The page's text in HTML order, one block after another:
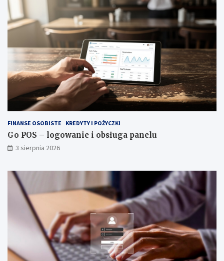
FINANSE OSOBISTE KREDYTY I POŻYCZKI
Go POS – logowanie i obsługa panelu
3 sierpnia 2026